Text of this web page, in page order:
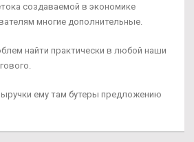
создаваемой в экономике
многие дополнительные.
найти практически в любой наши
ему там бутеры предложению